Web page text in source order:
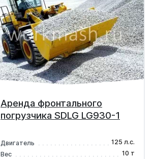
Аренда фронтального
погрузчика SDLG LG930-1
Двигатель
125 л.с.
Вес
10 т